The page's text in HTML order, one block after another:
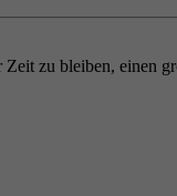
zu bleiben, einen